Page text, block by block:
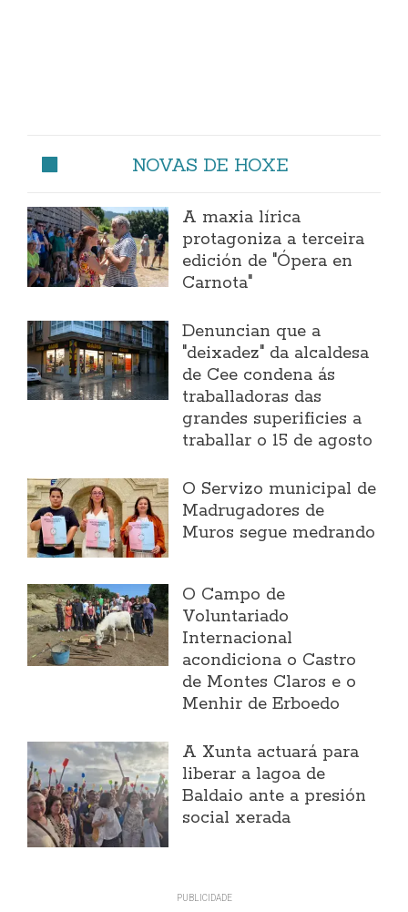
NOVAS DE HOXE
A maxia lírica
protagoniza a terceira
edición de "Ópera en
Carnota"
Denuncian que a
"deixadez" da alcaldesa
de Cee condena ás
traballadoras das
grandes superificies a
traballar o 15 de agosto
O Servizo municipal de
Madrugadores de
Muros segue medrando
O Campo de
Voluntariado
Internacional
acondiciona o Castro
de Montes Claros e o
Menhir de Erboedo
A Xunta actuará para
liberar a lagoa de
Baldaio ante a presión
social xerada